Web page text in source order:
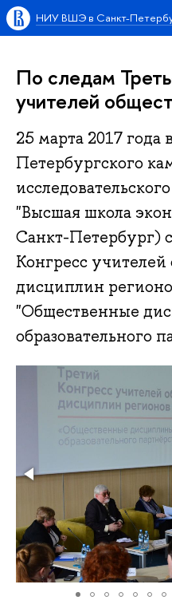
НИУ ВШЭ в Санкт-
По следам
учителей
25 марта 2017 года
Петербургского
"Высшая школа
Санкт-Петербург)
Конгресс
дисциплин
"Общественные
образовательного